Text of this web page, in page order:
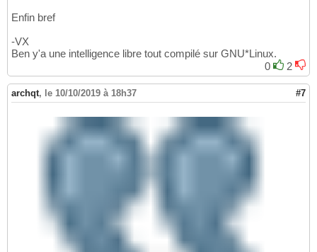
Enfin bref
-VX
Ben y'a une intelligence libre tout compilé sur GNU*Linux.
0
2
archqt, le 10/10/2019 à 18h37 #7